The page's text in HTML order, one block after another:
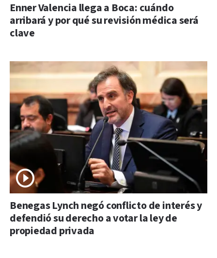
Enner Valencia llega a Boca: cuándo
arribará y por qué su revisión médica será
clave
Benegas Lynch negó conflicto de interés y
defendió su derecho a votar la ley de
propiedad privada